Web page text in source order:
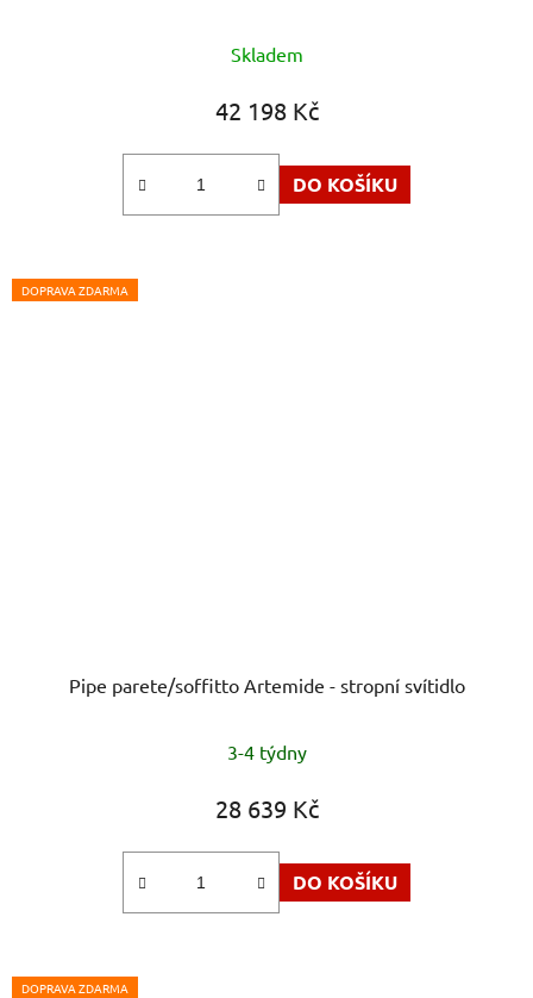
Skladem
42 198 Kč
DO KOŠÍKU
DOPRAVA ZDARMA
Pipe parete/soffitto Artemide - stropní svítidlo
3-4 týdny
28 639 Kč
DO KOŠÍKU
DOPRAVA ZDARMA